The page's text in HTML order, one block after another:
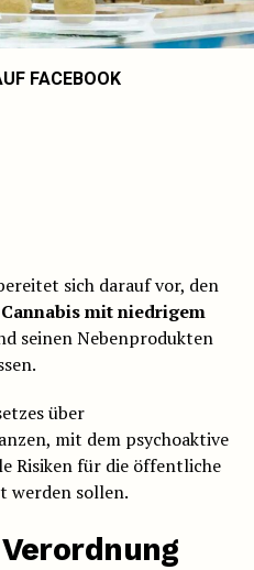
FACEBOOK
sich darauf vor, den
Cannabis mit niedrigem
seinen Nebenprodukten
über
mit dem psychoaktive
Risiken für die öffentliche
werden sollen.